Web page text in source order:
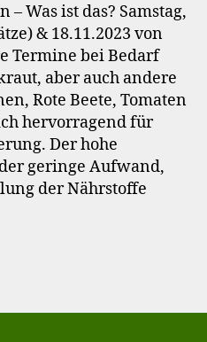
Was ist das? Samstag,
& 18.11.2023 von
Termine bei Bedarf
aber auch andere
Rote Beete, Tomaten
hervorragend für
Der hohe
geringe Aufwand,
der Nährstoffe